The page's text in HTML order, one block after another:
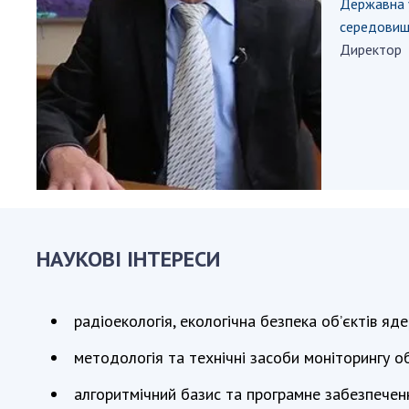
Державна
Директор
НАУКОВІ ІНТЕРЕСИ
радіоекологія, екологічна безпека об’єктів
методологія та технічні засоби моніторингу
алгоритмічний базис та програмне